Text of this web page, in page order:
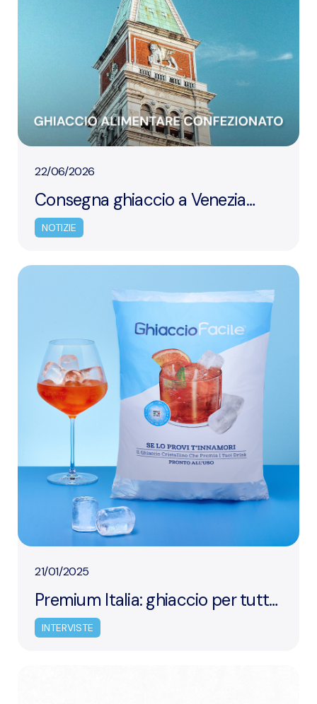
22/06/2026
Consegna ghiaccio a Venezia
Centro Storico: il servizio
dedicato a bar, ristoranti, hotel ed
eventi
NOTIZIE
21/01/2025
Premium Italia: ghiaccio per tutte
le occasioni
INTERVISTE